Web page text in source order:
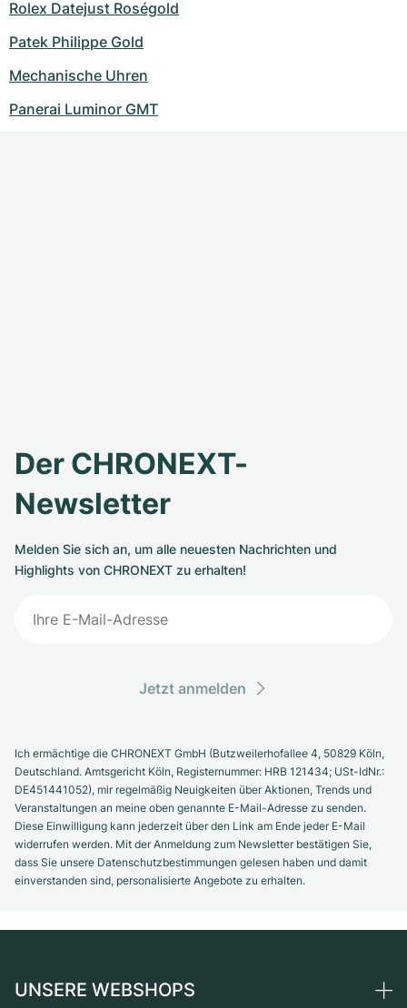
Rolex Datejust Roségold
Patek Philippe Gold
Mechanische Uhren
Panerai Luminor GMT
Der CHRONEXT-
Newsletter
Melden Sie sich an, um alle neuesten Nachrichten und
Highlights von CHRONEXT zu erhalten!
Jetzt anmelden
Ich ermächtige die CHRONEXT GmbH (Butzweilerhofallee 4, 50829 Köln,
Deutschland. Amtsgericht Köln, Registernummer: HRB 121434; USt-IdNr.:
DE451441052), mir regelmäßig Neuigkeiten über Aktionen, Trends und
Veranstaltungen an meine oben genannte E-Mail-Adresse zu senden.
Diese Einwilligung kann jederzeit über den Link am Ende jeder E-Mail
widerrufen werden. Mit der Anmeldung zum Newsletter bestätigen Sie,
dass Sie unsere Datenschutzbestimmungen gelesen haben und damit
einverstanden sind, personalisierte Angebote zu erhalten.
UNSERE WEBSHOPS